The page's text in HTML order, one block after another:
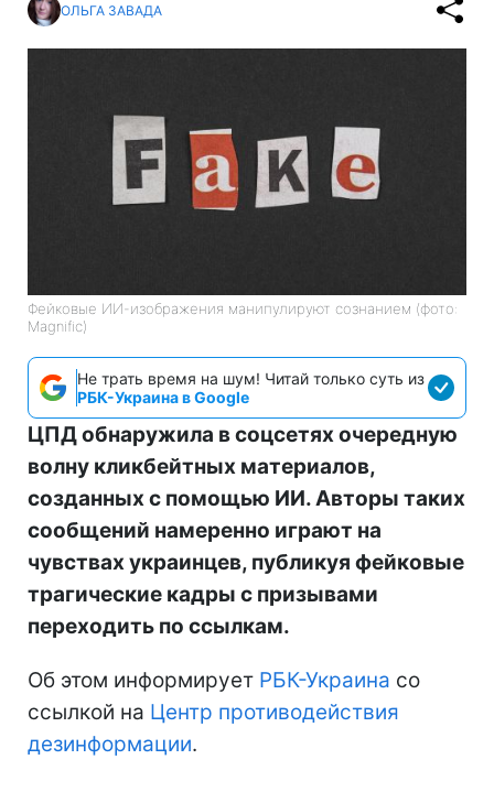
ОЛЬГА ЗАВАДА
Фейковые ИИ-изображения манипулируют сознанием (фото:
Magnific)
Не трать время на шум! Читай только суть из
РБК-Украина в Google
ЦПД обнаружила в соцсетях очередную
волну кликбейтных материалов,
созданных с помощью ИИ. Авторы таких
сообщений намеренно играют на
чувствах украинцев, публикуя фейковые
трагические кадры с призывами
переходить по ссылкам.
Об этом информирует РБК-Украина со
ссылкой на Центр противодействия
дезинформации.